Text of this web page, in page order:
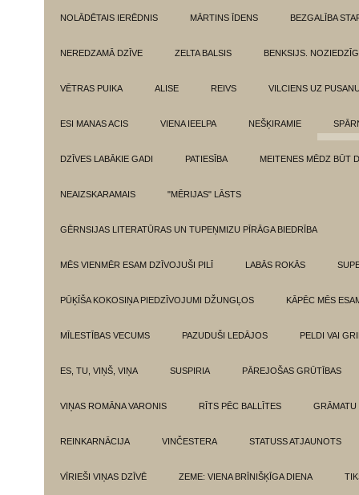
NOLĀDĒTAIS IERĒDNIS MĀRTINS ĪDENS BEZGALĪBA
NEREDZAMĀ DZĪVE ZELTA BALSIS BENKSIJS.
VĒTRAS PUIKA ALISE REIVS VILCIENS UZ
ESI MANAS ACIS VIENA IEELPA NEŠĶIRAMIE
DZĪVES LABĀKIE GADI PATIESĪBA MEITENES MĒDZ BŪT
NEAIZSKARAMAIS "MĒRIJAS" LĀSTS
GĒRNSIJAS LITERATŪRAS UN TUPEŅMIZU PĪRĀGA BIEDRĪBA
MĒS VIENMĒR ESAM DZĪVOJUŠI PILĪ LABĀS ROKĀS
PŪĶĪŠA KOKOSIŅA PIEDZĪVOJUMI DŽUNGĻOS KĀPĒC MĒS
MĪLESTĪBAS VECUMS PAZUDUŠI LEDĀJOS PELDI VAI
ES, TU, VIŅŠ, VIŅA SUSPIRIA PĀREJOŠAS GRŪTĪBAS
VIŅAS ROMĀNA VARONIS RĪTS PĒC BALLĪTES GRĀMATU
REINKARNĀCIJA VINČESTERA STATUSS ATJAUNOTS
VĪRIEŠI VIŅAS DZĪVĒ ZEME: VIENA BRĪNIŠĶĪGA DIENA